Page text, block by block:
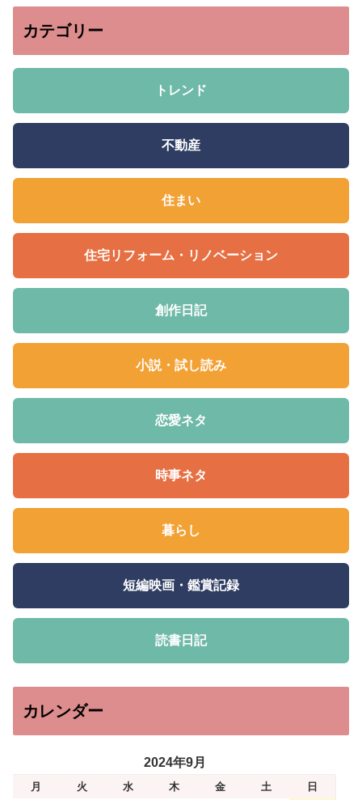
カテゴリー
トレンド
不動産
住まい
住宅リフォーム・リノベーション
創作日記
小説・試し読み
恋愛ネタ
時事ネタ
暮らし
短編映画・鑑賞記録
読書日記
カレンダー
2024年9月
月 火 水 木 金 土 日